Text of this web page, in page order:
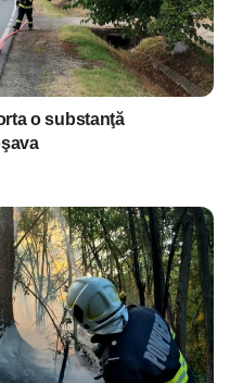
o substanţă